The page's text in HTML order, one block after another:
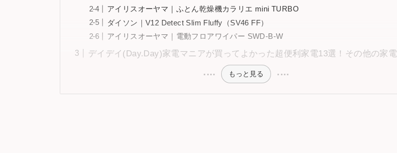
アイリスオーヤマ｜ふとん乾燥機カラリエ mini TURBO
ダイソン｜V12 Detect Slim Fluffy（SV46 FF）
アイリスオーヤマ｜電動フロアワイパー SWD-B-W
デイデイ(Day.Day)家電マニアが買ってよかった超便利家電13選！その他の家電
もっと見る